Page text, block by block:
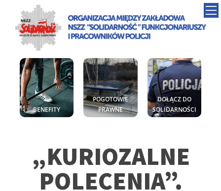
BENEFITY
POGOTOWIE
PRAWNE
DOŁĄCZ DO
SOLIDARNOŚCI
„KURIOZALNE
POLECENIA”.